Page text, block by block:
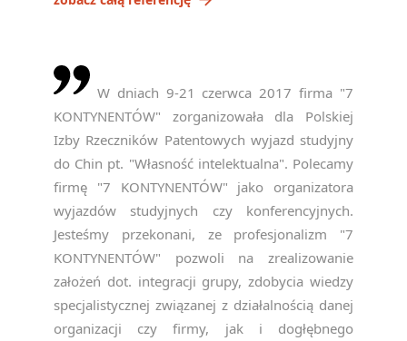
W dniach 9-21 czerwca 2017 firma "7
KONTYNENTÓW" zorganizowała dla Polskiej
Izby Rzeczników Patentowych wyjazd studyjny
do Chin pt. "Własność intelektualna". Polecamy
firmę "7 KONTYNENTÓW" jako organizatora
wyjazdów studyjnych czy konferencyjnych.
Jesteśmy przekonani, ze profesjonalizm "7
KONTYNENTÓW" pozwoli na zrealizowanie
założeń dot. integracji grupy, zdobycia wiedzy
specjalistycznej związanej z działalnością danej
organizacji czy firmy, jak i dogłębnego